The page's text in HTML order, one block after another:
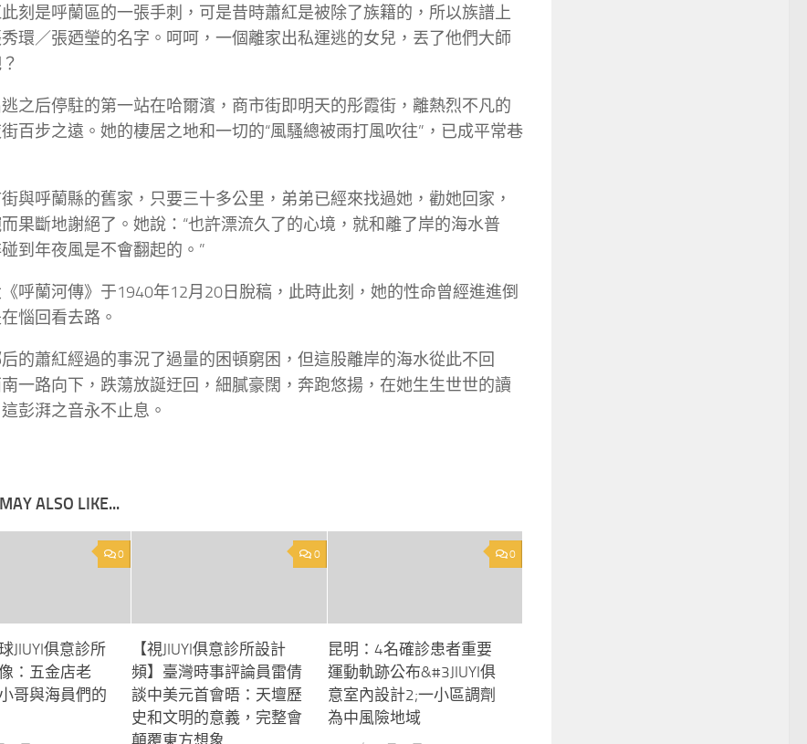
刻是呼蘭區的一張手刺，可是昔時蕭紅是被除了族籍的，所以族譜上
環／張廼瑩的名字。呵呵，一個離家出私運逃的女兒，丟了他們大師
之后停駐的第一站在哈爾濱，商市街即明天的彤霞街，離熱烈不凡的
百步之遠。她的棲居之地和一切的“風騷總被雨打風吹往”，已成平常巷
與呼蘭縣的舊家，只要三十多公里，弟弟已經來找過她，勸她回家，
果斷地謝絕了。她說：“也許漂流久了的心境，就和離了岸的海水普
到年夜風是不會翻起的。”
呼蘭河傳》于1940年12月20日脫稿，此時此刻，她的性命曾經進進倒
惱回看去路。
的蕭紅經過的事況了過量的困頓窮困，但這股離岸的海水從此不回
一路向下，跌蕩放誕迂回，細膩豪闊，奔跑悠揚，在她生生世世的讀
彭湃之音永不止息。
ALSO LIKE...
0
JIUYI俱意診所
：五金店老
哥與海員們的
0
【視JIUYI俱意診所設計
頻】臺灣時事評論員雷倩
談中美元首會晤：天壇歷
史和文明的意義，完整會
顛覆東方想象
0
昆明：4名確診患者重要
運動軌跡公布&#3JIUYI俱
意室內設計2;一小區調劑
為中風險地域